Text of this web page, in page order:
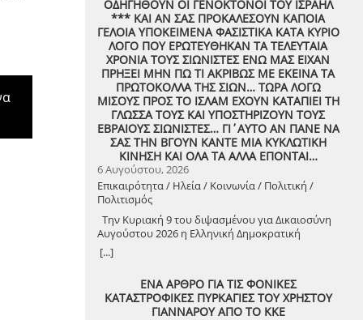
ΟΔΗΓΗΘΟΥΝ ΟΙ ΓΕΝΟΚΤΟΝΟΙ ΤΟΥ ΙΣΡΑΗΛ
*** ΚΑΙ ΑΝ ΣΑΣ ΠΡΟΚΑΛΕΣΟΥΝ ΚΑΠΟΙΑ
ΓΕΛΟΙΑ ΥΠΟΚΕΙΜΕΝΑ ΦΑΣΙΣΤΙΚΑ ΚΑΤΑ ΚΥΡΙΟ
ΛΟΓΟ ΠΟΥ ΕΡΩΤΕΥΘΗΚΑΝ ΤΑ ΤΕΛΕΥΤΑΙΑ
ΧΡΟΝΙΑ ΤΟΥΣ ΣΙΩΝΙΣΤΕΣ ΕΝΩ ΜΑΣ ΕΙΧΑΝ
ΠΡΗΞΕΙ ΜΗΝ ΠΩ ΤΙ ΑΚΡΙΒΩΣ ΜΕ ΕΚΕΙΝΑ ΤΑ
ΠΡΩΤΟΚΟΛΛΑ ΤΗΣ ΣΙΩΝ… ΤΩΡΑ ΛΟΓΩ
ΜΙΣΟΥΣ ΠΡΟΣ ΤΟ ΙΣΛΑΜ ΕΧΟΥΝ ΚΑΤΑΠΙΕΙ ΤΗ
ΓΛΩΣΣΑ ΤΟΥΣ ΚΑΙ ΥΠΟΣΤΗΡΙΖΟΥΝ ΤΟΥΣ
ΕΒΡΑΙΟΥΣ ΣΙΩΝΙΣΤΕΣ… ΓΙ΄ΑΥΤΟ ΑΝ ΠΑΝΕ ΝΑ
ΣΑΣ ΤΗΝ ΒΓΟΥΝ ΚΑΝΤΕ ΜΙΑ ΚΥΚΛΩΤΙΚΗ
ΚΙΝΗΣΗ ΚΑΙ ΟΛΑ ΤΑ ΑΛΛΑ ΕΠΟΝΤΑΙ…
6 Αυγούστου, 2026
Επικαιρότητα / Ηλεία / Κοινωνία / Πολιτική /
Πολιτισμός
Την Κυριακή 9 του διψασμένου για Δικαιοσύνη
Αυγούστου 2026 η Ελληνική Δημοκρατική
Αντιεξουσιαστική Καρδιά χτυπά μαζί με ΟΛΟΥΣ
τους Συναγωνιστές για την Παλαιστίνη μέρα
[...]
ΕΝΑ ΑΡΘΡΟ ΓΙΑ ΤΙΣ ΦΟΝΙΚΕΣ
ΚΑΤΑΣΤΡΟΦΙΚΕΣ ΠΥΡΚΑΓΙΕΣ ΤΟΥ ΧΡΗΣΤΟΥ
ΓΙΑΝΝΑΡΟΥ ΑΠΟ ΤΟ ΚΚΕ